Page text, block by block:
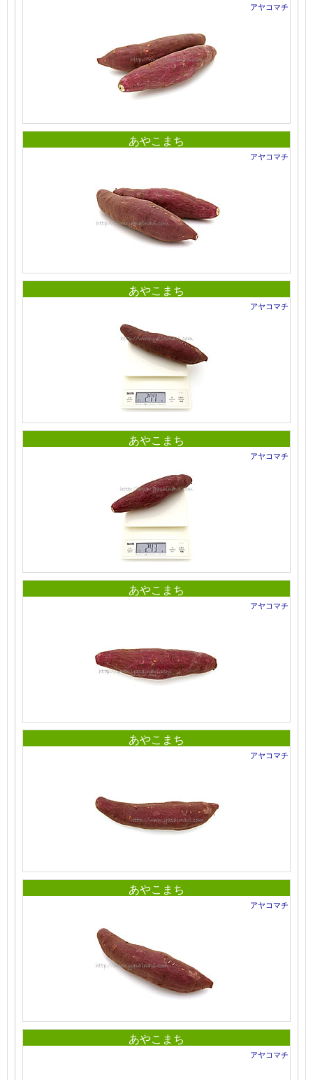
アヤコマチ
あやこまち
アヤコマチ
あやこまち
アヤコマチ
あやこまち
アヤコマチ
あやこまち
アヤコマチ
あやこまち
アヤコマチ
あやこまち
アヤコマチ
あやこまち
アヤコマチ